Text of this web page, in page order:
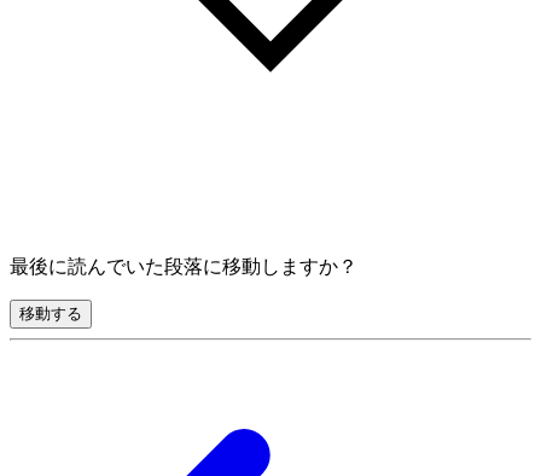
最後に読んでいた段落に移動しますか？
移動する